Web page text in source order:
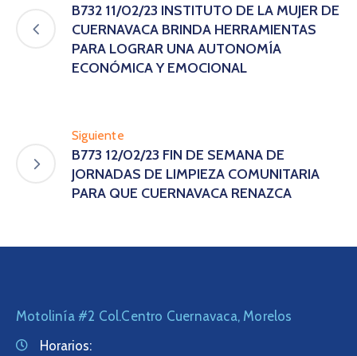
B732 11/02/23 INSTITUTO DE LA MUJER DE
CUERNAVACA BRINDA HERRAMIENTAS
PARA LOGRAR UNA AUTONOMÍA
ECONÓMICA Y EMOCIONAL
Siguiente
B773 12/02/23 FIN DE SEMANA DE
JORNADAS DE LIMPIEZA COMUNITARIA
PARA QUE CUERNAVACA RENAZCA
Motolinía #2 Col.Centro Cuernavaca, Morelos
Horarios: